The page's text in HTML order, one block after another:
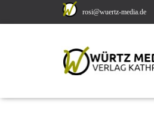
rosi@wuertz-media.de